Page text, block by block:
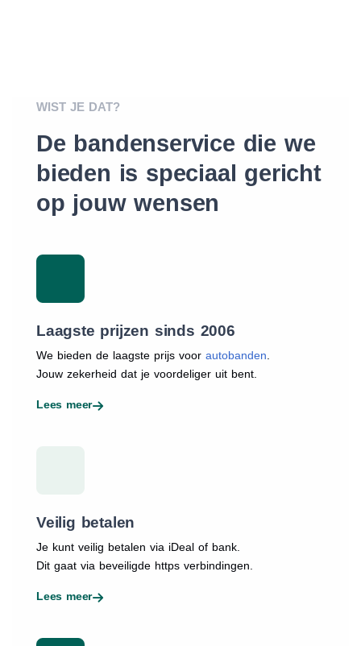
WIST JE DAT?
De bandenservice die we
bieden is speciaal gericht
op jouw wensen
Laagste prijzen sinds 2006
We bieden de laagste prijs voor autobanden
Jouw zekerheid dat je voordeliger uit bent.
Lees meer
Veilig betalen
Je kunt veilig betalen via iDeal of bank.
Dit gaat via beveiligde https verbindingen.
Lees meer